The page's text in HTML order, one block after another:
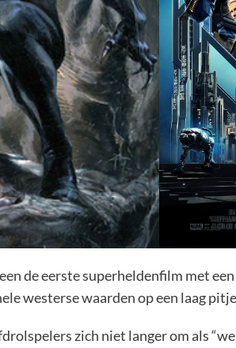
de eerste superheldenfilm met
westerse waarden op een laag
zich niet langer om als